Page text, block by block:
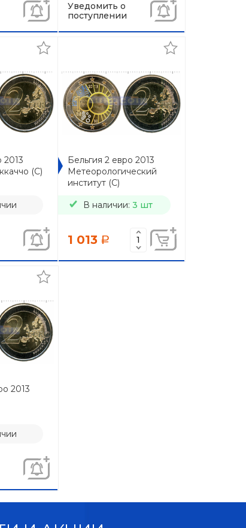
Уведомить о
поступлении
2013
(C)
Бельгия 2 евро 2013
Метеорологический
институт (C)
В наличии: 3 шт
1 013 a
2013